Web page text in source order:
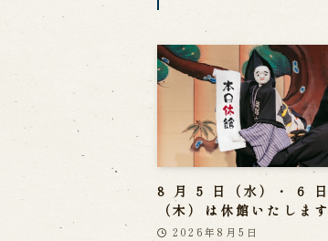
8 月 5 日（水）・ 6 日
（木）は休館いたします
2026年8月5日